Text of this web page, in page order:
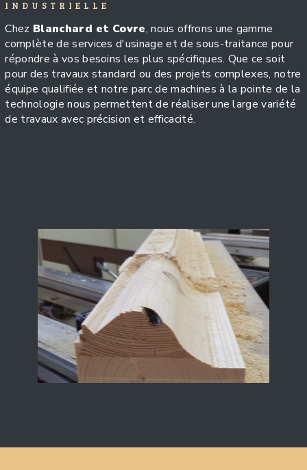
INDUSTRIELLE
Chez Blanchard et Covre, nous offrons une gamme
complète de services d'usinage et de sous-traitance pour
répondre à vos besoins les plus spécifiques. Que ce soit
pour des travaux standard ou des projets complexes, notre
équipe qualifiée et notre parc de machines à la pointe de la
technologie nous permettent de réaliser une large variété
de travaux avec précision et efficacité.